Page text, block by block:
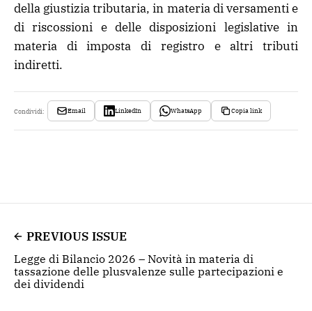
della giustizia tributaria, in materia di versamenti e
di riscossioni e delle disposizioni legislative in
materia di imposta di registro e altri tributi
indiretti.
Condividi: Email LinkedIn WhatsApp Copia link
PREVIOUS ISSUE
Legge di Bilancio 2026 – Novità in materia di
tassazione delle plusvalenze sulle partecipazioni e
dei dividendi